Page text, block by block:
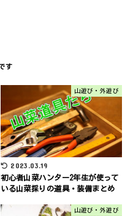
山遊び・外遊び
2023.03.19
初心者山菜ハンター2年生が使って
いる山菜採りの道具・装備まとめ
山遊び・外遊び